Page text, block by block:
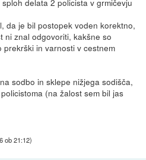
da je bil postopek voden korektno,
ni znal odgovoriti, kakšne so
in varnosti v cestnem
sodbo in sklepe nižjega sodišča,
(na žalost sem bil jas
ob 21:12)